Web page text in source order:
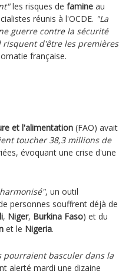
les risques de famine au
réunis à l'OCDE. "La
guerre contre la sécurité
risquent d'être les premières
française.
et l'alimentation (FAO) avait
toucher 38,3 millions de
évoquant une crise d'une
, un outil
personnes souffrent déjà de
, Niger, Burkina Faso) et du
et le Nigeria.
pourraient basculer dans la
alerté mardi une dizaine